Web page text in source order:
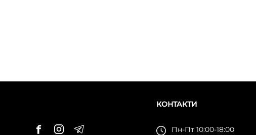
КОНТАКТИ
Пн-Пт 10:00-18:00